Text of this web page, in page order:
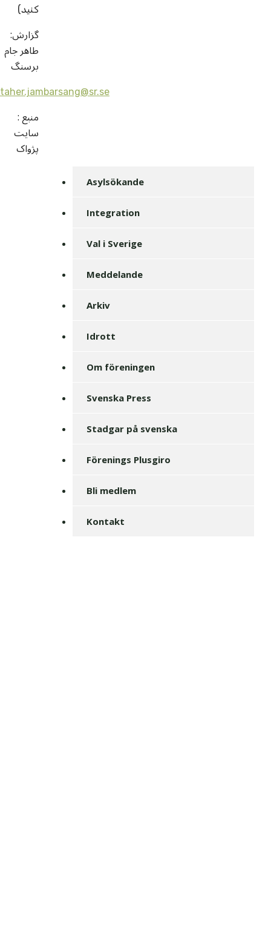
کنید)
گزارش:
طاهر جام
برسنگ
taher.jambarsang@sr.se
منبع :
سايت
پژواک
Asylsökande
Integration
Val i Sverige
Meddelande
Arkiv
Idrott
Om föreningen
Svenska Press
Stadgar på svenska
Förenings Plusgiro
Bli medlem
Kontakt